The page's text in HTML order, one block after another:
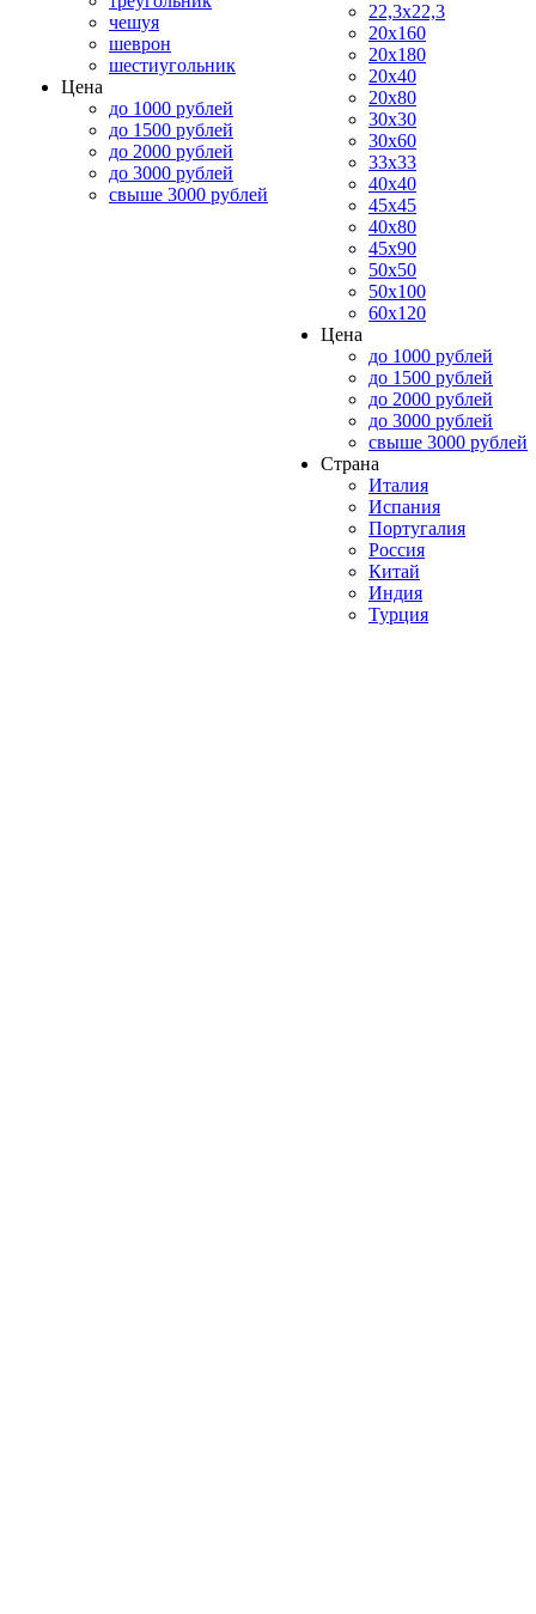
чешуя
шеврон
шестиугольник
Цена
до 1000 рублей
до 1500 рублей
до 2000 рублей
до 3000 рублей
свыше 3000 рублей
22,3x22,3
20x160
20x180
20x40
20x80
30x30
30x60
33x33
40x40
45x45
40x80
45x90
50x50
50x100
60x120
Цена
до 1000 рублей
до 1500 рублей
до 2000 рублей
до 3000 рублей
свыше 3000 рублей
Страна
Италия
Испания
Португалия
Россия
Китай
Индия
Турция